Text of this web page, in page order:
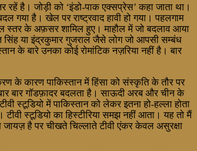
रहें है। जोड़ी को ‘इंडो-पाक एक्सप्रेस’ कहा जाता था।
गया है। खेल पर राष्ट्रवाद हावी हो गया। पहलगाम
स्तर के अफ़सर शामिल हुए। माहौल में जो बदलाव आया
सिंह या इंद्रकुमार गुजराल जैसे लोग जो आपसी सम्बंध
के बारे उनका कोई रोमांटिक नज़रिया नहीं है। बार
के कारण पाकिस्तान में हिंसा को संस्कृति के तौर पर
बार गॉडफ़ादर बदलता है। साऊदी अरब और चीन के
स्टूडियो में पाकिस्तान को लेकर इतना हो-हल्ला होता
स्टूडियो का हिस्टीरिया समझ नहीं आता। यह तो मैं
है पर चीखते चिल्लाते टीवी एंकर केवल असुरक्षा